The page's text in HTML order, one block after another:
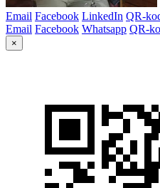
Email Facebook LinkedIn QR-
Email Facebook Whatsapp QR-
×